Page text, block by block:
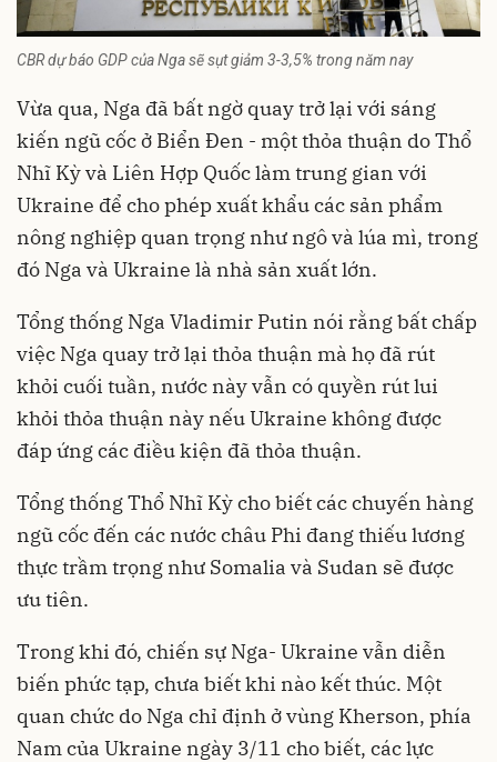
CBR dự báo GDP của Nga sẽ sụt giảm 3-3,5% trong năm nay
Vừa qua, Nga đã bất ngờ quay trở lại với sáng
kiến ngũ cốc ở Biển Đen - một thỏa thuận do Thổ
Nhĩ Kỳ và Liên Hợp Quốc làm trung gian với
Ukraine để cho phép xuất khẩu các sản phẩm
nông nghiệp quan trọng như ngô và lúa mì, trong
đó Nga và Ukraine là nhà sản xuất lớn.
Tổng thống Nga Vladimir Putin nói rằng bất chấp
việc Nga quay trở lại thỏa thuận mà họ đã rút
khỏi cuối tuần, nước này vẫn có quyền rút lui
khỏi thỏa thuận này nếu Ukraine không được
đáp ứng các điều kiện đã thỏa thuận.
Tổng thống Thổ Nhĩ Kỳ cho biết các chuyến hàng
ngũ cốc đến các nước châu Phi đang thiếu lương
thực trầm trọng như Somalia và Sudan sẽ được
ưu tiên.
Trong khi đó, chiến sự Nga- Ukraine vẫn diễn
biến phức tạp, chưa biết khi nào kết thúc. Một
quan chức do Nga chỉ định ở vùng Kherson, phía
Nam của Ukraine ngày 3/11 cho biết, các lực